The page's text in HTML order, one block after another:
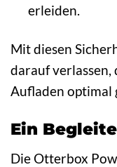
erleiden.
Mit diesen
darauf verlassen,
Aufladen optimal
Ein
Die Otterbox